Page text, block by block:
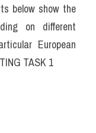
below show the
on different
European
TASK 1